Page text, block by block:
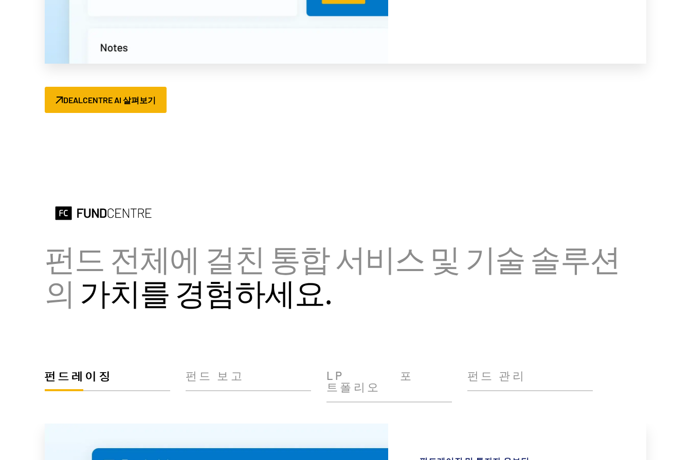
DEALCENTRE AI 살펴보기
펀드 전체에 걸친 통합 서비스 및 기술 솔루션
의 가치를 경험하세요.
펀드레이징 펀드 보고
LP 포
트폴리오
펀드 관리